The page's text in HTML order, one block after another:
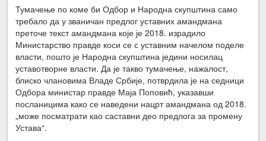
Тумачење по коме би Одбор и Народна скупштина само
требало да у званичан предлог уставних амандмана
преточе текст амандмана које је 2018. израдило
Министарство правде коси се с уставним начелом поделе
власти, пошто је Народна скупштина једини носилац
уставотворне власти. Да је такво тумачење, нажалост,
блиско члановима Владе Србије, потврдила је на седници
Одбора министар правде Маја Поповић, указавши
посланицима како се наведени нацрт амандмана од 2018.
„може посматрати као саставни део предлога за промену
Устава“.